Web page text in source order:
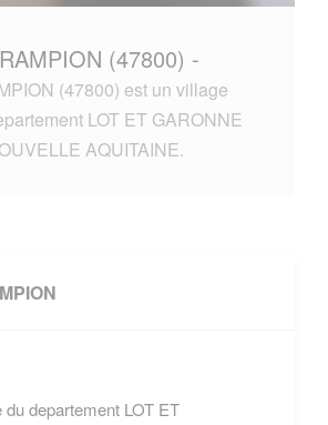
(47800) -
(47800) est un village
LOT ET GARONNE
AQUITAINE.
du departement LOT ET